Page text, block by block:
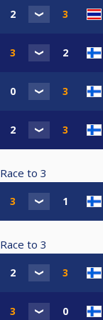
Race to 3
Race to 3